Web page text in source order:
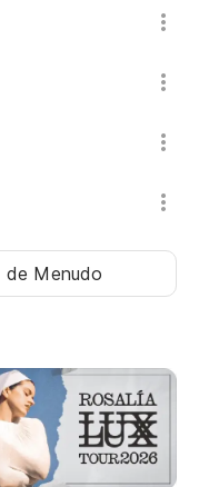
de Menudo